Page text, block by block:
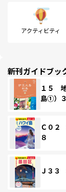
アクティビティ
新刊ガイドブッ
１５
島①）
Ｃ０２
８
Ｊ３